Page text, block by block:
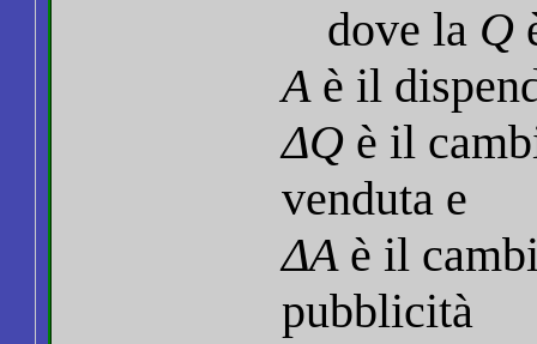
dove la Q
A è il
ΔQ è il
venduta e
ΔA è il
pubblicità